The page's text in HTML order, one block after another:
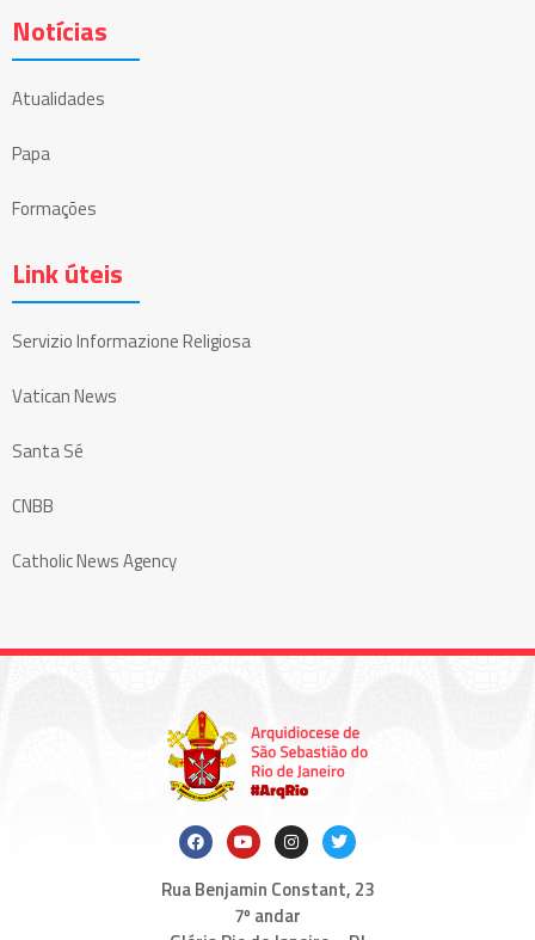
Notícias
Atualidades
Papa
Formações
Link úteis
Servizio Informazione Religiosa
Vatican News
Santa Sé
CNBB
Catholic News Agency
Rua Benjamin Constant, 23
7º andar